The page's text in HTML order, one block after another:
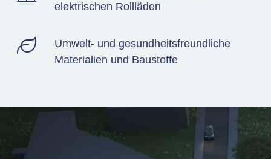
elektrischen Rollläden
Umwelt- und gesundheitsfreundliche
Materialien und Baustoffe